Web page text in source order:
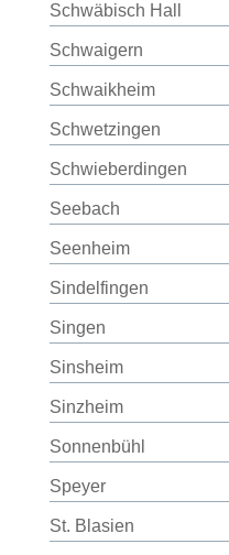
Schwäbisch Hall
Schwaigern
Schwaikheim
Schwetzingen
Schwieberdingen
Seebach
Seenheim
Sindelfingen
Singen
Sinsheim
Sinzheim
Sonnenbühl
Speyer
St. Blasien